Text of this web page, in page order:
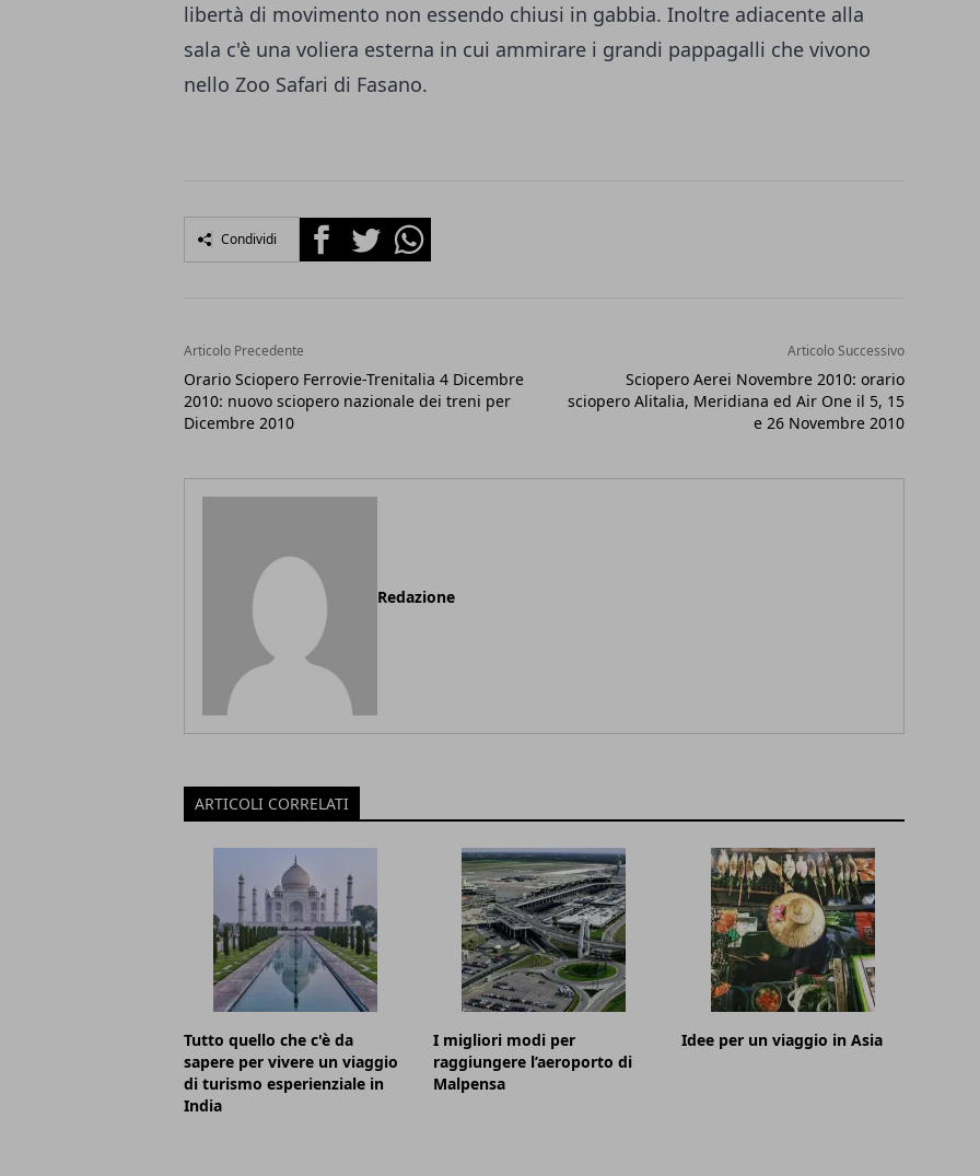
libertà di movimento non essendo chiusi in gabbia. Inoltre adiacente alla
sala c'è una voliera esterna in cui ammirare i grandi pappagalli che vivono
nello Zoo Safari di Fasano.
Condividi FacebookTwitterWhatsapp
Articolo Precedente
Orario Sciopero Ferrovie-Trenitalia 4 Dicembre
2010: nuovo sciopero nazionale dei treni per
Dicembre 2010
Articolo Successivo
Sciopero Aerei Novembre 2010: orario
sciopero Alitalia, Meridiana ed Air One il 5, 15
e 26 Novembre 2010
Redazione
ARTICOLI CORRELATI
Tutto quello che c'è da
sapere per vivere un viaggio
di turismo esperienziale in
India
I migliori modi per
raggiungere l’aeroporto di
Malpensa
Idee per un viaggio in Asia